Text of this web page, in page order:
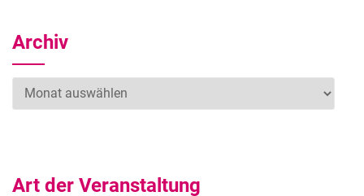
Archiv
Archiv
Art der Veranstaltung